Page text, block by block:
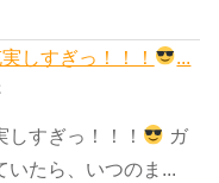
しすぎっ！！！ ...
すぎっ！！！
ガ
いたら、いつのま...